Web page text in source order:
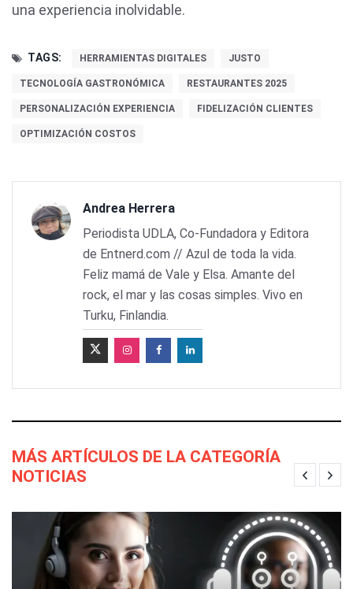
una experiencia inolvidable.
TAGS: HERRAMIENTAS DIGITALES JUSTO
TECNOLOGÍA GASTRONÓMICA RESTAURANTES 2025
PERSONALIZACIÓN EXPERIENCIA FIDELIZACIÓN CLIENTES
OPTIMIZACIÓN COSTOS
Andrea Herrera
Periodista UDLA, Co-Fundadora y Editora
de Entnerd.com // Azul de toda la vida.
Feliz mamá de Vale y Elsa. Amante del
rock, el mar y las cosas simples. Vivo en
Turku, Finlandia.
MÁS ARTÍCULOS DE LA CATEGORÍA
NOTICIAS